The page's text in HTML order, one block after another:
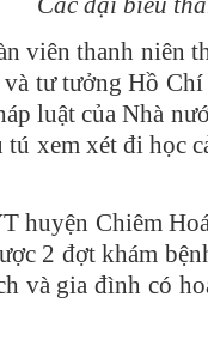
viên thanh niên
tư tưởng Hồ
luật của Nhà
xem xét đi học
huyện Chiêm
2 đợt khám
và gia đình có